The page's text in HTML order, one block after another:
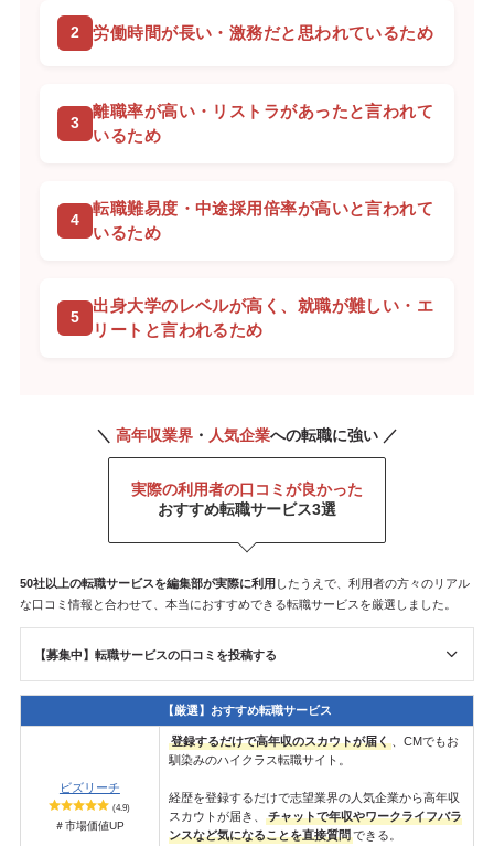
労働時間が長い・激務だと思われているため
離職率が高い・リストラがあったと言われて
いるため
転職難易度・中途採用倍率が高いと言われて
いるため
出身大学のレベルが高く、就職が難しい・エ
リートと言われるため
＼ 高年収業界 ・ 人気企業への転職に強い ／
実際の利用者の口コミが良かった
おすすめ転職サービス3選
50社以上の転職サービスを編集部が実際に利用 したうえで、利用者の方々のリアル
な口コミ情報と合わせて、本当におすすめできる転職サービスを厳選しました。
【募集中】転職サービスの口コミを投稿する
【厳選】おすすめ転職サービス
ビズリーチ
(4.9)
＃市場価値UP
登録するだけで高年収のスカウトが届く
、CMでもお
馴染みのハイクラス転職サイト。
経歴を登録するだけで志望業界の人気企業から高年収
スカウトが届き、チャットで年収やワークライフバラ
ンスなど気になることを直接質問できる。